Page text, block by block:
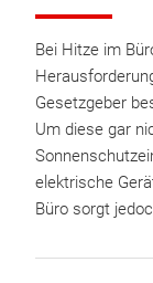
Bei Hitze im
Gesetzgeber
Um diese gar
elektrische
Büro sorgt